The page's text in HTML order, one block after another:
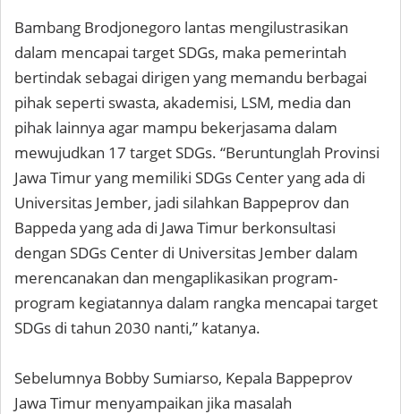
Bambang Brodjonegoro lantas mengilustrasikan
dalam mencapai target SDGs, maka pemerintah
bertindak sebagai dirigen yang memandu berbagai
pihak seperti swasta, akademisi, LSM, media dan
pihak lainnya agar mampu bekerjasama dalam
mewujudkan 17 target SDGs. “Beruntunglah Provinsi
Jawa Timur yang memiliki SDGs Center yang ada di
Universitas Jember, jadi silahkan Bappeprov dan
Bappeda yang ada di Jawa Timur berkonsultasi
dengan SDGs Center di Universitas Jember dalam
merencanakan dan mengaplikasikan program-
program kegiatannya dalam rangka mencapai target
SDGs di tahun 2030 nanti,” katanya.
Sebelumnya Bobby Sumiarso, Kepala Bappeprov
Jawa Timur menyampaikan jika masalah